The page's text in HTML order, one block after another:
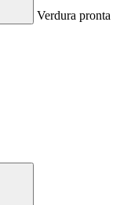
Verdura pronta